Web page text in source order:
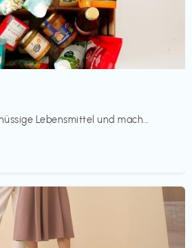
Lebensmittel und mach...